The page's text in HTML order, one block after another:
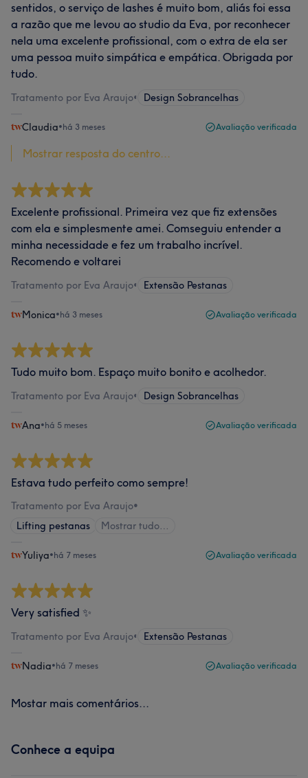
sentidos, o serviço de lashes é muito bom, aliás foi essa
a razão que me levou ao studio da Eva, por reconhecer
nela uma excelente profissional, com o extra de ela ser
uma pessoa muito simpática e empática. Obrigada por
tudo.
Tratamento por Eva Araujo• Design Sobrancelhas
Claudia•há 3 meses Avaliação verificada
Mostrar resposta do centro...
Excelente profissional. Primeira vez que fiz extensões
com ela e simplesmente amei. Comseguiu entender a
minha necessidade e fez um trabalho incrível.
Recomendo e voltarei
Tratamento por Eva Araujo• Extensão Pestanas
Monica•há 3 meses Avaliação verificada
Tudo muito bom. Espaço muito bonito e acolhedor.
Tratamento por Eva Araujo• Design Sobrancelhas
Ana•há 5 meses Avaliação verificada
Estava tudo perfeito como sempre!
Tratamento por Eva Araujo•
Lifting pestanas
Mostrar tudo…
Yuliya•há 7 meses Avaliação verificada
Very satisfied ✨
Tratamento por Eva Araujo• Extensão Pestanas
Nadia•há 7 meses Avaliação verificada
Mostar mais comentários...
Conhece a equipa